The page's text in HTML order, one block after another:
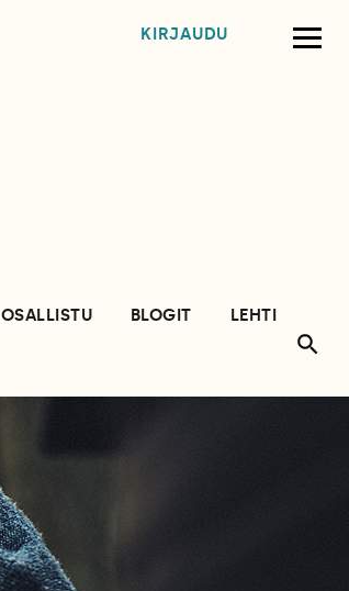
KIRJAUDU
OSALLISTU BLOGIT
LEHTI